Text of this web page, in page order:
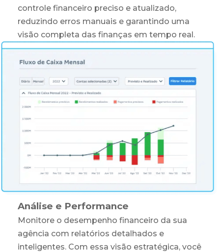
controle financeiro preciso e atualizado,
reduzindo erros manuais e garantindo uma
visão completa das finanças em tempo real.
Análise e Performance
Monitore o desempenho financeiro da sua
agência com relatórios detalhados e
inteligentes. Com essa visão estratégica, você